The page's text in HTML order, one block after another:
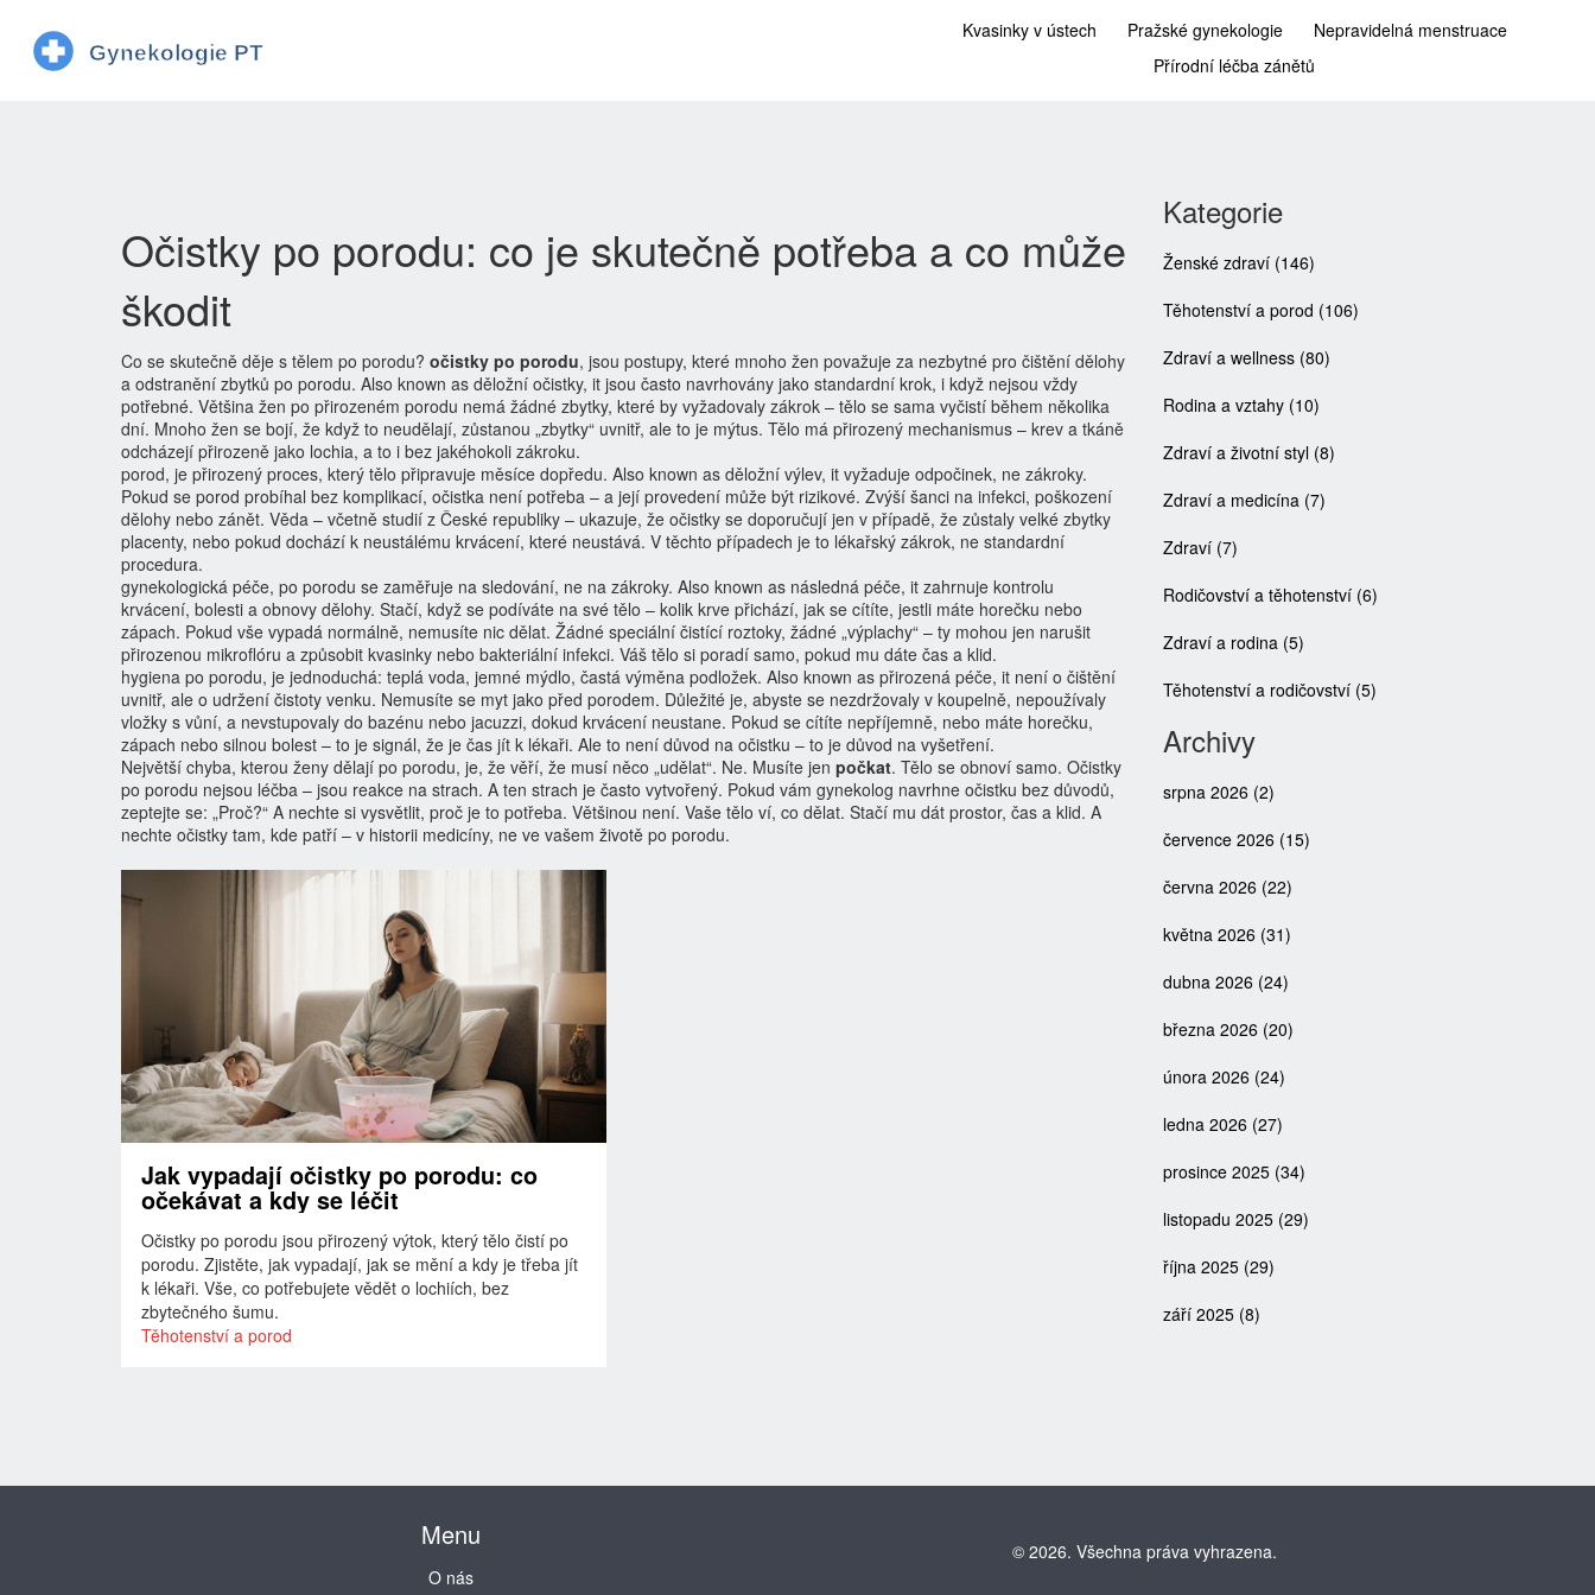
Kvasinky v ústech Pražské gynekologie
Nepravidelná menstruace
Přírodní léčba zánětů
Očistky po porodu: co je skutečně potřeba a co může
škodit
Co se skutečně děje s tělem po porodu? očistky po porodu, jsou postupy, které mnoho žen považuje za nezbytné pro čištění dělohy
a odstranění zbytků po porodu. Also known as děložní očistky, it jsou často navrhovány jako standardní krok, i když nejsou vždy
potřebné. Většina žen po přirozeném porodu nemá žádné zbytky, které by vyžadovaly zákrok – tělo se sama vyčistí během několika
dní. Mnoho žen se bojí, že když to neudělají, zůstanou „zbytky“ uvnitř, ale to je mýtus. Tělo má přirozený mechanismus – krev a tkáně
odcházejí přirozeně jako lochia, a to i bez jakéhokoli zákroku.
porod, je přirozený proces, který tělo připravuje měsíce dopředu. Also known as děložní výlev, it vyžaduje odpočinek, ne zákroky.
Pokud se porod probíhal bez komplikací, očistka není potřeba – a její provedení může být rizikové. Zvýší šanci na infekci, poškození
dělohy nebo zánět. Věda – včetně studií z České republiky – ukazuje, že očistky se doporučují jen v případě, že zůstaly velké zbytky
placenty, nebo pokud dochází k neustálému krvácení, které neustává. V těchto případech je to lékařský zákrok, ne standardní
procedura.
gynekologická péče, po porodu se zaměřuje na sledování, ne na zákroky. Also known as následná péče, it zahrnuje kontrolu
krvácení, bolesti a obnovy dělohy. Stačí, když se podíváte na své tělo – kolik krve přichází, jak se cítíte, jestli máte horečku nebo
zápach. Pokud vše vypadá normálně, nemusíte nic dělat. Žádné speciální čistící roztoky, žádné „výplachy“ – ty mohou jen narušit
přirozenou mikroflóru a způsobit kvasinky nebo bakteriální infekci. Váš tělo si poradí samo, pokud mu dáte čas a klid.
hygiena po porodu, je jednoduchá: teplá voda, jemné mýdlo, častá výměna podložek. Also known as přirozená péče, it není o čištění
uvnitř, ale o udržení čistoty venku. Nemusíte se myt jako před porodem. Důležité je, abyste se nezdržovaly v koupelně, nepoužívaly
vložky s vůní, a nevstupovaly do bazénu nebo jacuzzi, dokud krvácení neustane. Pokud se cítíte nepříjemně, nebo máte horečku,
zápach nebo silnou bolest – to je signál, že je čas jít k lékaři. Ale to není důvod na očistku – to je důvod na vyšetření.
Největší chyba, kterou ženy dělají po porodu, je, že věří, že musí něco „udělat“. Ne. Musíte jen počkat. Tělo se obnoví samo. Očistky
po porodu nejsou léčba – jsou reakce na strach. A ten strach je často vytvořený. Pokud vám gynekolog navrhne očistku bez důvodů,
zeptejte se: „Proč?“ A nechte si vysvětlit, proč je to potřeba. Většinou není. Vaše tělo ví, co dělat. Stačí mu dát prostor, čas a klid. A
nechte očistky tam, kde patří – v historii medicíny, ne ve vašem životě po porodu.
Jak vypadají očistky po porodu: co
očekávat a kdy se léčit
Očistky po porodu jsou přirozený výtok, který tělo čistí po
porodu. Zjistěte, jak vypadají, jak se mění a kdy je třeba jít
k lékaři. Vše, co potřebujete vědět o lochiích, bez
zbytečného šumu.
Těhotenství a porod
Kategorie
Ženské zdraví (146)
Těhotenství a porod (106)
Zdraví a wellness (80)
Rodina a vztahy (10)
Zdraví a životní styl (8)
Zdraví a medicína (7)
Zdraví (7)
Rodičovství a těhotenství (6)
Zdraví a rodina (5)
Těhotenství a rodičovství (5)
Archivy
srpna 2026 (2)
července 2026 (15)
června 2026 (22)
května 2026 (31)
dubna 2026 (24)
března 2026 (20)
února 2026 (24)
ledna 2026 (27)
prosince 2025 (34)
listopadu 2025 (29)
října 2025 (29)
září 2025 (8)
Menu
O nás
© 2026. Všechna práva vyhrazena.